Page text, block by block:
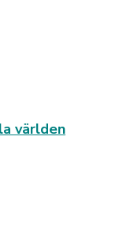
världen